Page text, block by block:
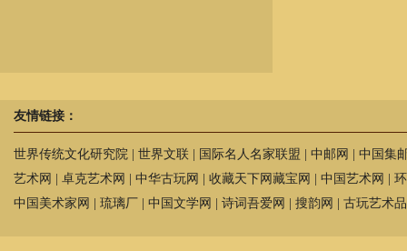
友情链接：
世界传统文化研究院 世界文联 国际名人名家联盟 中邮网
中国集
艺术网
卓克艺术网 中华古玩网 收藏天下网藏宝网 中国艺术网
中国美术家网
琉璃厂 中国文学网 诗词吾爱网 搜韵网 古玩艺术